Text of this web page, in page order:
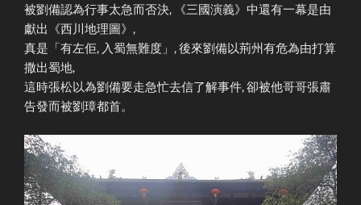
被劉備認為行事太急而否決, 《三國演義》中還有一幕是由
獻出《西川地理圖》,
真是「有左佢, 入蜀無難度」, 後來劉備以荊州有危為由打算
撒出蜀地,
這時張松以為劉備要走急忙去信了解事件, 卻被他哥哥張肅
告發而被劉璋都首。